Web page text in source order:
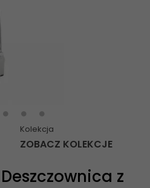
Kolekcja
ZOBACZ KOLEKCJE
z